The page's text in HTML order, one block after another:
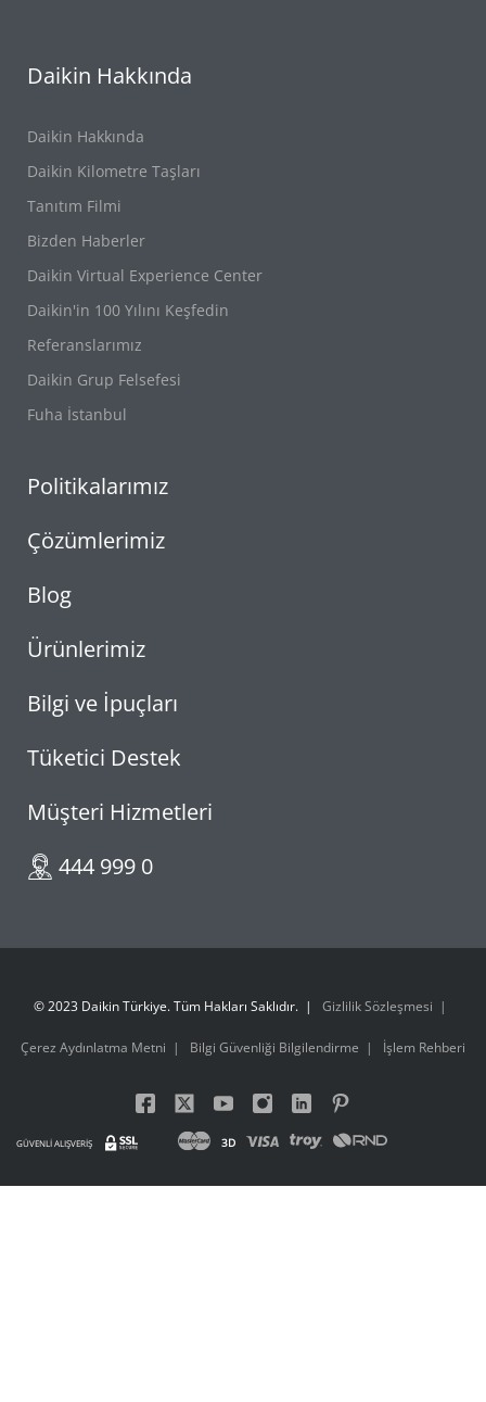
Daikin Hakkında
Daikin Hakkında
Daikin Kilometre Taşları
Tanıtım Filmi
Bizden Haberler
Daikin Virtual Experience Center
Daikin'in 100 Yılını Keşfedin
Referanslarımız
Daikin Grup Felsefesi
Fuha İstanbul
Politikalarımız
Çözümlerimiz
Blog
Ürünlerimiz
Bilgi ve İpuçları
Tüketici Destek
Müşteri Hizmetleri
444 999 0
© 2023 Daikin Türkiye. Tüm Hakları Saklıdır. Gizlilik Sözleşmesi
Çerez Aydınlatma Metni Bilgi Güvenliği Bilgilendirme İşlem Rehberi
GÜVENLİ ALIŞVERİŞ 3D